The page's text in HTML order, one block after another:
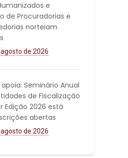
e
de Procuradorias e
norteiam
de 2026
Seminário Anual
de Fiscalização
Edição 2026 está
abertas
de 2026